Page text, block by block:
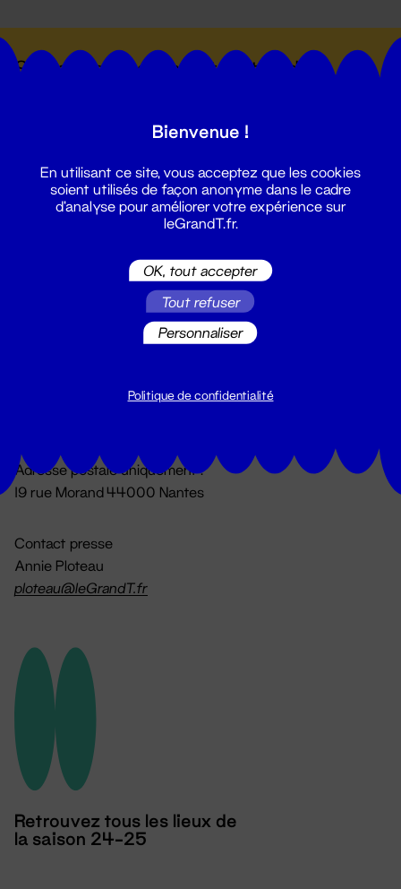
Suivez toutes les actualités du
Du lundi au vendredi 14h → 18h
Adresse postale uniquement :
19 rue Morand 44000 Nantes
Contact presse
Annie Ploteau
ploteau@leGrandT.fr
Retrouvez tous les lieux de
la saison 24-25
Bienvenue !
En utilisant ce site, vous acceptez que les cookies
soient utilisés de façon anonyme dans le cadre
d'analyse pour améliorer votre expérience sur
leGrandT.fr.
OK, tout accepter
Tout refuser
Personnaliser
Politique de confidentialité